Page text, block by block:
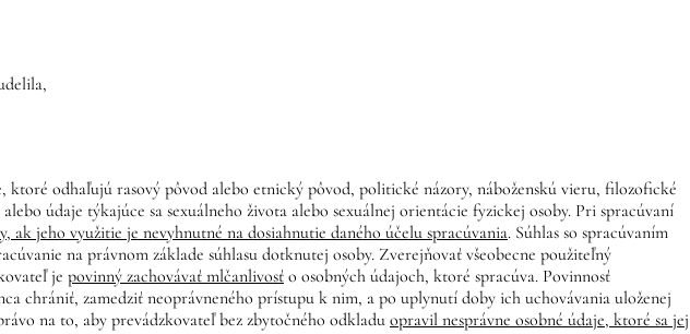
odhaľujú rasový pôvod alebo etnický pôvod, politické názory, náboženskú vieru, filozofické
údaje týkajúce sa sexuálneho života alebo sexuálnej orientácie fyzickej osoby. Pri spracúvaní
ak jeho využitie je nevyhnutné na dosiahnutie daného účelu spracúvania. Súhlas so spracúvaním
na právnom základe súhlasu dotknutej osoby. Zverejňovať všeobecne použiteľný
je povinný zachovávať mlčanlivosť o osobných údajoch, ktoré spracúva. Povinnosť
chrániť, zamedziť neoprávneného prístupu k nim, a po uplynutí doby ich uchovávania uloženej
na to, aby prevádzkovateľ bez zbytočného odkladu opravil nesprávne osobné údaje, ktoré sa jej